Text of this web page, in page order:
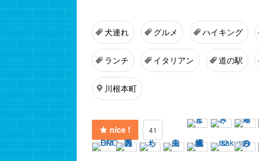
犬連れ グルメ ハイキング
ランチ イタリアン 道の駅
川根本町
nice ! 41